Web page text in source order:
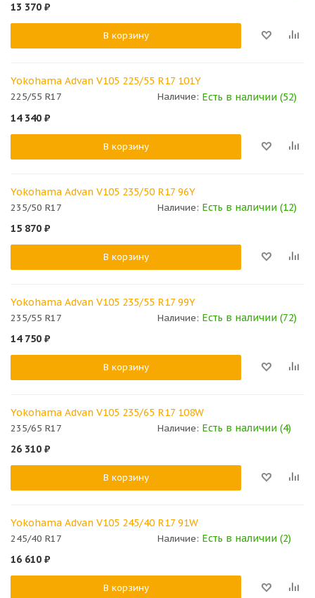
13 370 ₽
В корзину
Yokohama Advan V105 225/55 R17 101Y
225/55 R17 Наличие: Есть в наличии (52)
14 340 ₽
В корзину
Yokohama Advan V105 235/50 R17 96Y
235/50 R17 Наличие: Есть в наличии (12)
15 870 ₽
В корзину
Yokohama Advan V105 235/55 R17 99Y
235/55 R17 Наличие: Есть в наличии (72)
14 750 ₽
В корзину
Yokohama Advan V105 235/65 R17 108W
235/65 R17 Наличие: Есть в наличии (4)
26 310 ₽
В корзину
Yokohama Advan V105 245/40 R17 91W
245/40 R17 Наличие: Есть в наличии (2)
16 610 ₽
В корзину